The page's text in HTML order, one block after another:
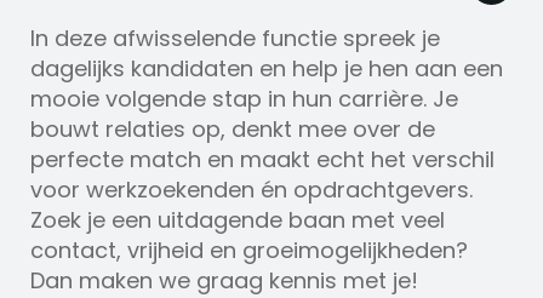
In deze afwisselende functie spreek je
dagelijks kandidaten en help je hen aan een
mooie volgende stap in hun carrière. Je
bouwt relaties op, denkt mee over de
perfecte match en maakt echt het verschil
voor werkzoekenden én opdrachtgevers.
Zoek je een uitdagende baan met veel
contact, vrijheid en groeimogelijkheden?
Dan maken we graag kennis met je!